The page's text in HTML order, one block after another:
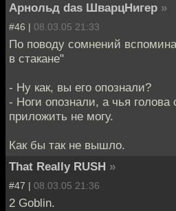
Арнольд das ШварцНигер »
#46 | 08.03.05 21:33
По поводу сомнений
в стакане"
- Ну как, вы его опознали?
- Ноги опознали, а чья голова
приложить не могу.
Как бы так не вышло.
That Really RUSH »
#47 | 08.03.05 21:36
2 Goblin.